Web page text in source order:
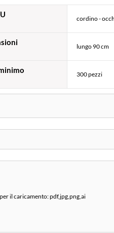
cordino -
lungo 90 cm
300 pezzi
il caricamento:pdf,jpg,png,ai